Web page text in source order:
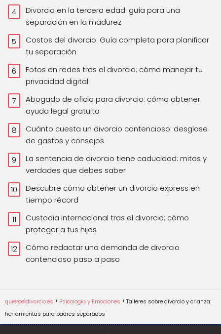
Divorcio en la tercera edad: guía para una
separación en la madurez
Costos del divorcio: Guía completa para planificar
tu separación
Fotos en redes tras el divorcio: cómo manejar tu
privacidad digital
Abogado de oficio para divorcio: cómo obtener
ayuda legal gratuita
Cuánto cuesta un divorcio contencioso: desglose
de gastos y consejos
La sentencia de divorcio tiene caducidad: mitos y
verdades que debes saber
Descubre cómo obtener un divorcio express en
tiempo récord
Custodia internacional tras el divorcio: cómo
proteger a tus hijos
Cómo redactar una demanda de divorcio
contencioso paso a paso
quieroeldivorcio.es Psicología y Emociones
Talleres sobre divorcio y crianza:
herramientas para padres separados